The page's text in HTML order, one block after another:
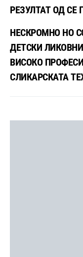
РЕЗУЛТАТ ОД СЕ
НЕСКРОМНО НО
ДЕТСКИ
ВИСОКО
СЛИКАРСКАТА